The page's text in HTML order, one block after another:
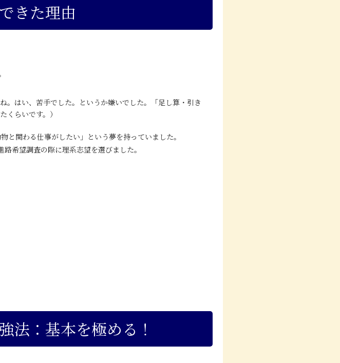
きた理由
。はい、苦手でした。というか嫌いでした。「足し算・引き
くらいです。）
と関わる仕事がしたい」という夢を持っていました。
路希望調査の際に理系志望を選びました。
法：基本を極める！